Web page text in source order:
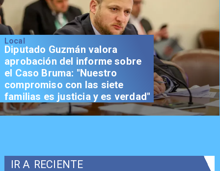
Local
Diputado Guzmán valora
aprobación del informe sobre
el Caso Bruma: "Nuestro
compromiso con las siete
familias es justicia y es verdad"
IR A RECIENTE